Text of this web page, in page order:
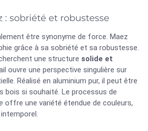
: sobriété et robustesse
être synonyme de force. Maez
grâce à sa sobriété et sa robustesse.
une structure solide et
ouvre une perspective singulière sur
Réalisé en aluminium pur, il peut être
bois si souhaité. Le processus de
offre une variété étendue de couleurs,